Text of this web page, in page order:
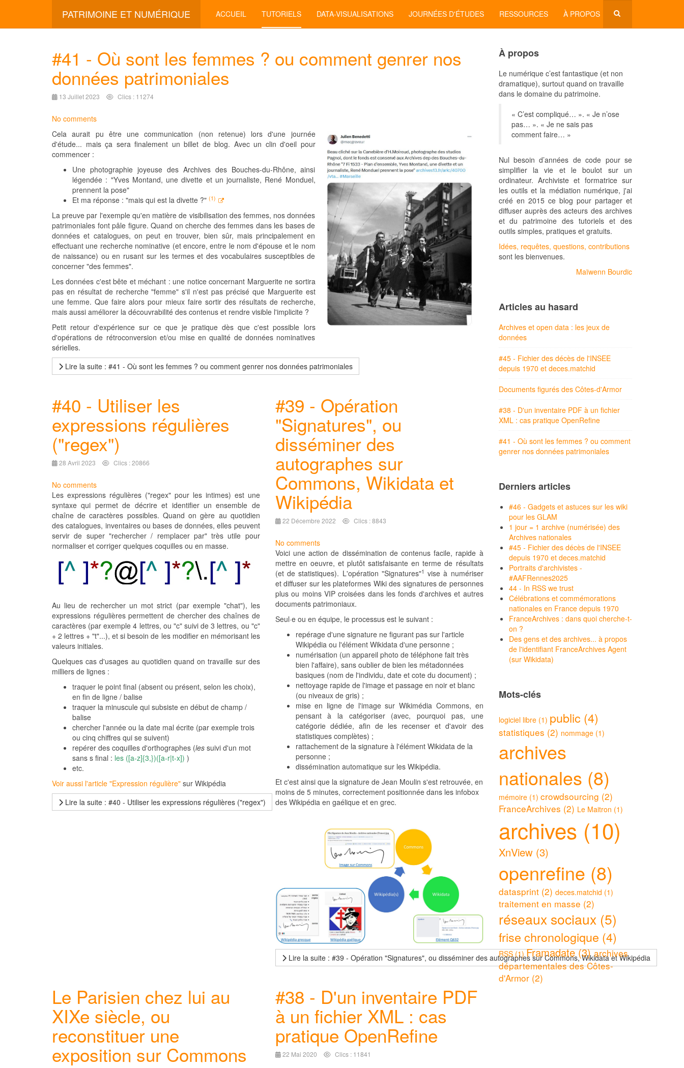
PATRIMOINE ET NUMÉRIQUE ACCUEIL TUTORIELS DATA-VISUALISATIONS JOURNÉES D'ÉTUDES RESSOURCES À PROPOS
#41 - Où sont les femmes ? ou comment genrer nos
données patrimoniales
13 Juillet 2023 Clics : 11274
No comments
Cela aurait pu être une communication (non retenue) lors d'une journée
d'étude... mais ça sera finalement un billet de blog. Avec un clin d'oeil pour
commencer :
Une photographie joyeuse des Archives des Bouches-du-Rhône, ainsi
légendée : "Yves Montand, une divette et un journaliste, René Monduel,
prennent la pose"
Et ma réponse : "mais qui est la divette ?" (1)
La preuve par l'exemple qu'en matière de visibilisation des femmes, nos données
patrimoniales font pâle figure. Quand on cherche des femmes dans les bases de
données et catalogues, on peut en trouver, bien sûr, mais principalement en
effectuant une recherche nominative (et encore, entre le nom d'épouse et le nom
de naissance) ou en rusant sur les termes et des vocabulaires susceptibles de
concerner "des femmes".
Les données c'est bête et méchant : une notice concernant Marguerite ne sortira
pas en résultat de recherche "femme" s'il n'est pas précisé que Marguerite est
une femme. Que faire alors pour mieux faire sortir des résultats de recherche,
mais aussi améliorer la découvrabilité des contenus et rendre visible l'implicite ?
Petit retour d'expérience sur ce que je pratique dès que c'est possible lors
d'opérations de rétroconversion et/ou mise en qualité de données nominatives
sérielles.
Lire la suite : #41 - Où sont les femmes ? ou comment genrer nos données patrimoniales
#40 - Utiliser les
expressions régulières
("regex")
28 Avril 2023 Clics : 20866
No comments
Les expressions régulières ("regex" pour les intimes) est une
syntaxe qui permet de décrire et identifier un ensemble de
chaîne de caractères possibles. Quand on gère au quotidien
des catalogues, inventaires ou bases de données, elles peuvent
servir de super "rechercher / remplacer par" très utile pour
normaliser et corriger quelques coquilles ou en masse.
Au lieu de rechercher un mot strict (par exemple "chat"), les
expressions régulières permettent de chercher des chaînes de
caractères (par exemple 4 lettres, ou "c" suivi de 3 lettres, ou "c"
+ 2 lettres + "t"...), et si besoin de les modifier en mémorisant les
valeurs initiales.
Quelques cas d'usages au quotidien quand on travaille sur des
milliers de lignes :
traquer le point final (absent ou présent, selon les choix),
en fin de ligne / balise
traquer la minuscule qui subsiste en début de champ /
balise
chercher l'année ou la date mal écrite (par exemple trois
ou cinq chiffres qui se suivent)
repérer des coquilles d'orthographes (les suivi d'un mot
sans s final : les ([a-z]{3,})([a-r|t-x]) )
etc.
Voir aussi l'article "Expression régulière" sur Wikipédia
Lire la suite : #40 - Utiliser les expressions régulières ("regex")
#39 - Opération
"Signatures", ou
disséminer des
autographes sur
Commons, Wikidata et
Wikipédia
22 Décembre 2022 Clics : 8843
No comments
Voici une action de dissémination de contenus facile, rapide à
mettre en oeuvre, et plutôt satisfaisante en terme de résultats
(et de statistiques). L'opération "Signatures"1 vise à numériser
et diffuser sur les plateformes Wiki des signatures de personnes
plus ou moins VIP croisées dans les fonds d'archives et autres
documents patrimoniaux.
Seul·e ou en équipe, le processus est le suivant :
repérage d'une signature ne figurant pas sur l'article
Wikipédia ou l'élément Wikidata d'une personne ;
numérisation (un appareil photo de téléphone fait très
bien l'affaire), sans oublier de bien les métadonnées
basiques (nom de l'individu, date et cote du document) ;
nettoyage rapide de l'image et passage en noir et blanc
(ou niveaux de gris) ;
mise en ligne de l'image sur Wikimédia Commons, en
pensant à la catégoriser (avec, pourquoi pas, une
catégorie dédiée, afin de les recenser et d'avoir des
statistiques complètes) ;
rattachement de la signature à l'élément Wikidata de la
personne ;
dissémination automatique sur les Wikipédia.
Et c'est ainsi que la signature de Jean Moulin s'est retrouvée, en
moins de 5 minutes, correctement positionnée dans les infobox
des Wikipédia en gaélique et en grec.
Lire la suite : #39 - Opération "Signatures", ou disséminer des autographes sur Commons, Wikidata et Wikipédia
Le Parisien chez lui au
XIXe siècle, ou
reconstituer une
exposition sur Commons
#38 - D'un inventaire PDF
à un fichier XML : cas
pratique OpenRefine
22 Mai 2020 Clics : 11841
À propos
Le numérique c’est fantastique (et non
dramatique), surtout quand on travaille
dans le domaine du patrimoine.
« C’est compliqué… ». « Je n’ose
pas… ». « Je ne sais pas
comment faire… »
Nul besoin d’années de code pour se
simplifier la vie et le boulot sur un
ordinateur. Archiviste et formatrice sur
les outils et la médiation numérique, j'ai
créé en 2015 ce blog pour partager et
diffuser auprès des acteurs des archives
et du patrimoine des tutoriels et des
outils simples, pratiques et gratuits.
Idées, requêtes, questions, contributions
sont les bienvenues.
Maïwenn Bourdic
Articles au hasard
Archives et open data : les jeux de
données
#45 - Fichier des décès de l'INSEE
depuis 1970 et deces.matchid
Documents figurés des Côtes-d'Armor
#38 - D'un inventaire PDF à un fichier
XML : cas pratique OpenRefine
#41 - Où sont les femmes ? ou comment
genrer nos données patrimoniales
Derniers articles
#46 - Gadgets et astuces sur les wiki
pour les GLAM
1 jour = 1 archive (numérisée) des
Archives nationales
#45 - Fichier des décès de l'INSEE
depuis 1970 et deces.matchid
Portraits d'archivistes -
#AAFRennes2025
44 - In RSS we trust
Célébrations et commémorations
nationales en France depuis 1970
FranceArchives : dans quoi cherche-t-
on ?
Des gens et des archives... à propos
de l'identifiant FranceArchives Agent
(sur Wikidata)
Mots-clés
logiciel libre (1) public (4)
statistiques (2) nommage (1)
archives
nationales (8)
mémoire (1) crowdsourcing (2)
FranceArchives (2) Le Maitron (1)
archives (10)
XnView (3)
openrefine (8)
datasprint (2) deces.matchid (1)
traitement en masse (2)
réseaux sociaux (5)
frise chronologique (4)
RSS (1) Framadate (3)archives
départementales des Côtes-
d'Armor (2)